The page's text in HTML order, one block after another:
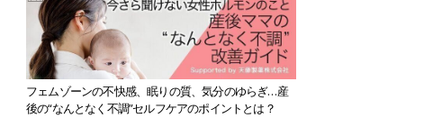
フェムゾーンの不快感、眠りの質、気分のゆらぎ…産
後の“なんとなく不調”セルフケアのポイントとは？